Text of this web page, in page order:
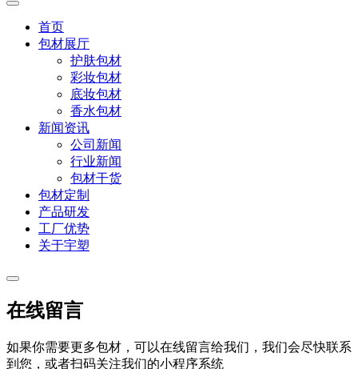
首页
包材展厅
护肤包材
彩妆包材
底妆包材
香水包材
新闻资讯
公司新闻
行业新闻
包材干货
包材定制
产品研发
工厂优势
关于宇塑
在线留言
如果你需要更多包材，可以在线留言给我们，我们会尽快联系
到您，或者扫码关注我们的小程序系统